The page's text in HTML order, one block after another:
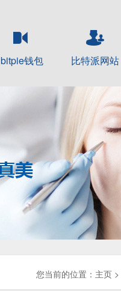
bitpie钱包 比特派网站
您当前的位置： 主页 >